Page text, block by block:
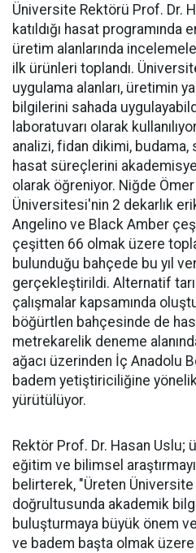
Üniversite Rektörü Prof. Dr.
katıldığı hasat
üretim alanlarında
ilk ürünleri toplandı.
uygulama alanları, üretimin
bilgilerini sahada
laboratuvarı olarak
analizi, fidan dikimi,
hasat süreçlerini
olarak öğreniyor. Niğde
Üniversitesi'nin 2 dekarlık
Angelino ve Black Amber
çeşitten 66 olmak üzere
bulunduğu bahçede bu yıl
gerçekleştirildi. Alternatif
çalışmalar kapsamında
böğürtlen bahçesinde de
metrekarelik deneme
ağacı üzerinden İç Anadolu
badem yetiştiriciliğine
yürütülüyor.
Rektör Prof. Dr. Hasan Uslu;
eğitim ve bilimsel
belirterek, "Üreten
doğrultusunda akademik
buluşturmaya büyük önem
ve badem başta olmak